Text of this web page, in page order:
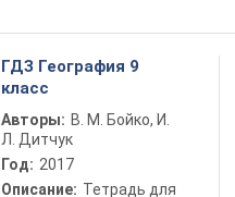
ГДЗ География 9
класс
Авторы: В. М. Бойко, И.
Л. Дитчук
Год: 2017
Описание: Тетрадь для